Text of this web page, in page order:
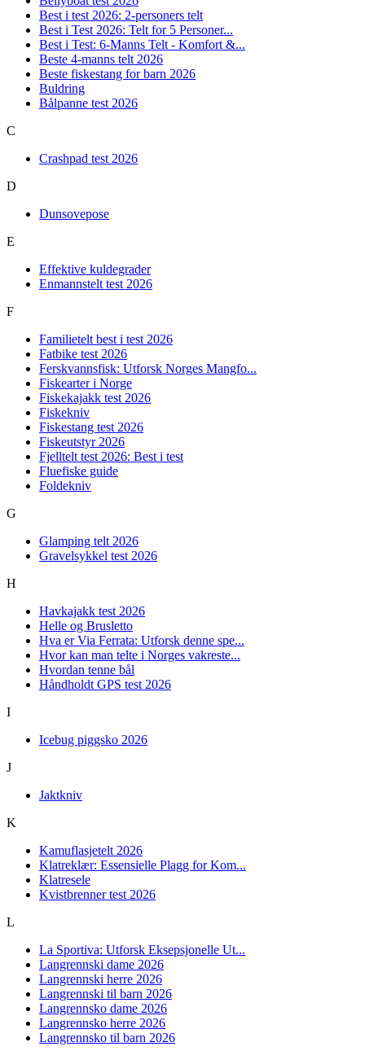
Best i test 2026: 2-personers telt
Best i Test 2026: Telt for 5 Personer...
Best i Test: 6-Manns Telt - Komfort &...
Beste 4-manns telt 2026
Beste fiskestang for barn 2026
Buldring
Bålpanne test 2026
C
Crashpad test 2026
D
Dunsovepose
E
Effektive kuldegrader
Enmannstelt test 2026
F
Familietelt best i test 2026
Fatbike test 2026
Ferskvannsfisk: Utforsk Norges Mangfo...
Fiskearter i Norge
Fiskekajakk test 2026
Fiskekniv
Fiskestang test 2026
Fiskeutstyr 2026
Fjelltelt test 2026: Best i test
Fluefiske guide
Foldekniv
G
Glamping telt 2026
Gravelsykkel test 2026
H
Havkajakk test 2026
Helle og Brusletto
Hva er Via Ferrata: Utforsk denne spe...
Hvor kan man telte i Norges vakreste...
Hvordan tenne bål
Håndholdt GPS test 2026
I
Icebug piggsko 2026
J
Jaktkniv
K
Kamuflasjetelt 2026
Klatreklær: Essensielle Plagg for Kom...
Klatresele
Kvistbrenner test 2026
L
La Sportiva: Utforsk Eksepsjonelle Ut...
Langrennski dame 2026
Langrennski herre 2026
Langrennski til barn 2026
Langrennsko dame 2026
Langrennsko herre 2026
Langrennsko til barn 2026